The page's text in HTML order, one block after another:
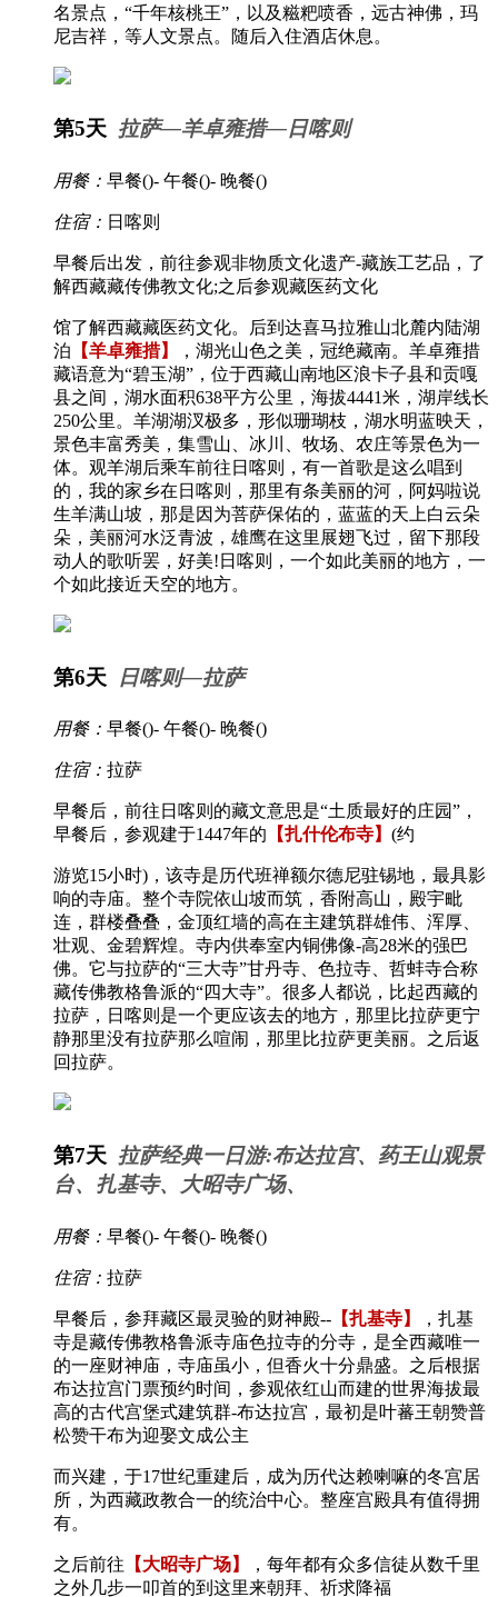
名景点，“千年核桃王”，以及糍粑喷香，远古神佛，玛
尼吉祥，等人文景点。随后入住酒店休息。
第5天 拉萨—羊卓雍措—日喀则
用餐： 早餐()- 午餐()- 晚餐()
住宿： 日喀则
早餐后出发，前往参观非物质文化遗产-藏族工艺品，了
解西藏藏传佛教文化;之后参观藏医药文化
馆了解西藏藏医药文化。后到达喜马拉雅山北麓内陆湖
泊 【羊卓雍措】
，湖光山色之美，冠绝藏南。羊卓雍措
藏语意为“碧玉湖”，位于西藏山南地区浪卡子县和贡嘎
县之间，湖水面积638平方公里，海拔4441米，湖岸线长
250公里。羊湖湖汊极多，形似珊瑚枝，湖水明蓝映天，
景色丰富秀美，集雪山、冰川、牧场、农庄等景色为一
体。观羊湖后乘车前往日喀则，有一首歌是这么唱到
的，我的家乡在日喀则，那里有条美丽的河，阿妈啦说
生羊满山坡，那是因为菩萨保佑的，蓝蓝的天上白云朵
朵，美丽河水泛青波，雄鹰在这里展翅飞过，留下那段
动人的歌听罢，好美!日喀则，一个如此美丽的地方，一
个如此接近天空的地方。
第6天 日喀则—拉萨
用餐： 早餐()- 午餐()- 晚餐()
住宿： 拉萨
早餐后，前往日喀则的藏文意思是“土质最好的庄园”，
早餐后，参观建于1447年的 【扎什伦布寺】 (约
游览15小时)，该寺是历代班禅额尔德尼驻锡地，最具影
响的寺庙。整个寺院依山坡而筑，香附高山，殿宇毗
连，群楼叠叠，金顶红墙的高在主建筑群雄伟、浑厚、
壮观、金碧辉煌。寺内供奉室内铜佛像-高28米的强巴
佛。它与拉萨的“三大寺”甘丹寺、色拉寺、哲蚌寺合称
藏传佛教格鲁派的“四大寺”。很多人都说，比起西藏的
拉萨，日喀则是一个更应该去的地方，那里比拉萨更宁
静那里没有拉萨那么喧闹，那里比拉萨更美丽。之后返
回拉萨。
第7天 拉萨经典一日游:布达拉宫、药王山观景
台、扎基寺、大昭寺广场、
用餐： 早餐()- 午餐()- 晚餐()
住宿： 拉萨
早餐后，参拜藏区最灵验的财神殿-- 【扎基寺】
，扎基
寺是藏传佛教格鲁派寺庙色拉寺的分寺，是全西藏唯一
的一座财神庙，寺庙虽小，但香火十分鼎盛。之后根据
布达拉宫门票预约时间，参观依红山而建的世界海拔最
高的古代宫堡式建筑群-布达拉宫，最初是叶蕃王朝赞普
松赞干布为迎娶文成公主
而兴建，于17世纪重建后，成为历代达赖喇嘛的冬宫居
所，为西藏政教合一的统治中心。整座宫殿具有值得拥
有。
之后前往 【大昭寺广场】
，每年都有众多信徒从数千里
之外几步一叩首的到这里来朝拜、祈求降福